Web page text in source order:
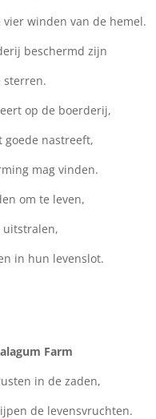
winden van de hemel.
beschermd zijn
sterren.
op de boerderij,
goede nastreeft,
mag vinden.
om te leven,
uitstralen,
in hun levenslot.
Farm
in de zaden,
de levensvruchten.